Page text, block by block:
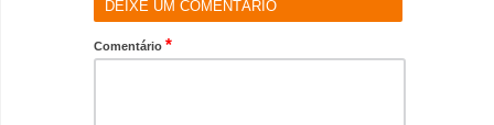
DEIXE UM COMENTÁRIO
Comentário *